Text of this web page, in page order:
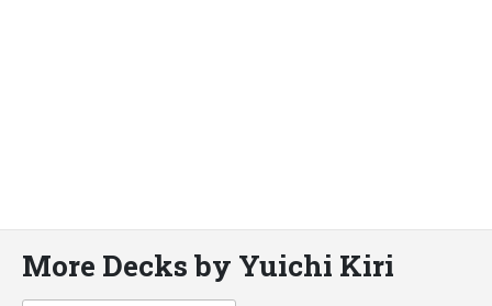
More Decks by Yuichi Kiri